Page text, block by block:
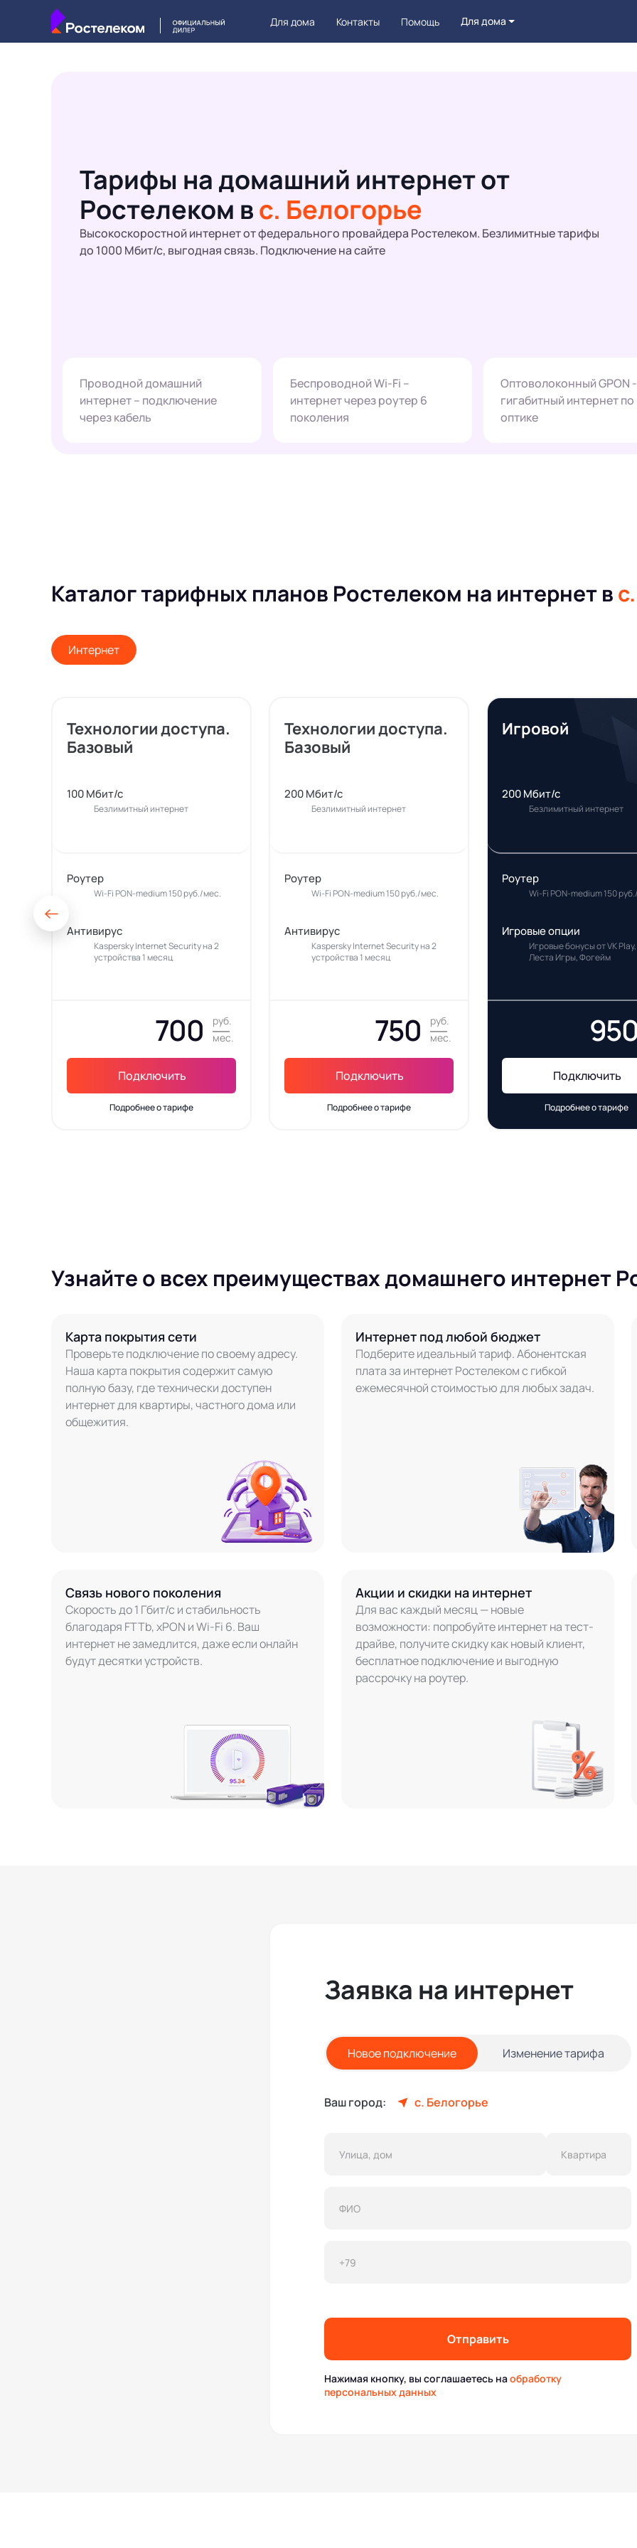
Для дома Контакты Помощь Для дома
Тарифы на домашний интернет от
Ростелеком вс. Белогорье
Высокоскоростной интернет от федерального провайдера Ростелеком. Безлимитные тарифы
до 1000 Мбит/с, выгодная связь. Подключение на сайте
Проводной домашний
интернет – подключение
через кабель
Беспроводной Wi-Fi –
интернет через роутер 6
поколения
Оптоволоконный GPON -
гигабитный интернет по
оптике
Каталог тарифных планов Ростелеком на интернет в
Интернет
Технологии доступа.
Базовый
100 Мбит/с
Безлимитный интернет
Роутер
Wi-Fi PON-medium 150 руб./мес.
Антивирус
Kaspersky Internet Security на 2
устройства 1 месяц
700
руб.
мес.
Подключить
Подробнее о тарифе
Технологии доступа.
Базовый
200 Мбит/с
Безлимитный интернет
Роутер
Wi-Fi PON-medium 150 руб./мес.
Антивирус
Kaspersky Internet Security на 2
устройства 1 месяц
750
руб.
мес.
Подключить
Подробнее о тарифе
Игровой
200 Мбит/с
Безлимитный интернет
Роутер
Wi-Fi PON-medium 150
Игровые опции
Игровые бонусы от VK Play,
Леста Игры, Фогейм
950
Подключить
Подробнее о тарифе
Узнайте о всех преимуществах домашнего интернет
Карта покрытия сети
Проверьте подключение по своему адресу.
Наша карта покрытия содержит самую
полную базу, где технически доступен
интернет для квартиры, частного дома или
общежития.
Интернет под любой бюджет
Подберите идеальный тариф. Абонентская
плата за интернет Ростелеком с гибкой
ежемесячной стоимостью для любых задач.
Связь нового поколения
Скорость до 1 Гбит/с и стабильность
благодаря FTTb, xPON и Wi-Fi 6. Ваш
интернет не замедлится, даже если онлайн
будут десятки устройств.
Акции и скидки на интернет
Для вас каждый месяц — новые
возможности: попробуйте интернет на тест-
драйве, получите скидку как новый клиент,
бесплатное подключение и выгодную
рассрочку на роутер.
Заявка на интернет
Новое подключение Изменение тарифа
Ваш город: с. Белогорье
Отправить
Нажимая кнопку, вы соглашаетесь наобработку
персональных данных